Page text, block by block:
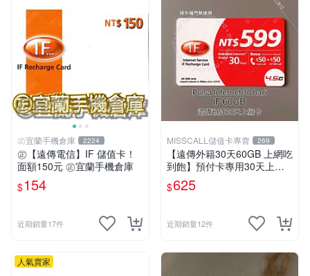
㊣宜蘭手機倉庫 2224
㊣【遠傳電信】IF 儲值卡！
面額150元 ㊣宜蘭手機倉庫
$154
近期銷量17件
MISSCALL儲值卡專賣 269
【遠傳外籍30天60GB 上網吃
到飽】預付卡專用30天上網
補充卡/儲值卡．Internet if
u．if599⚡MissCall儲值卡專
$625
近期銷量12件
人氣賣家